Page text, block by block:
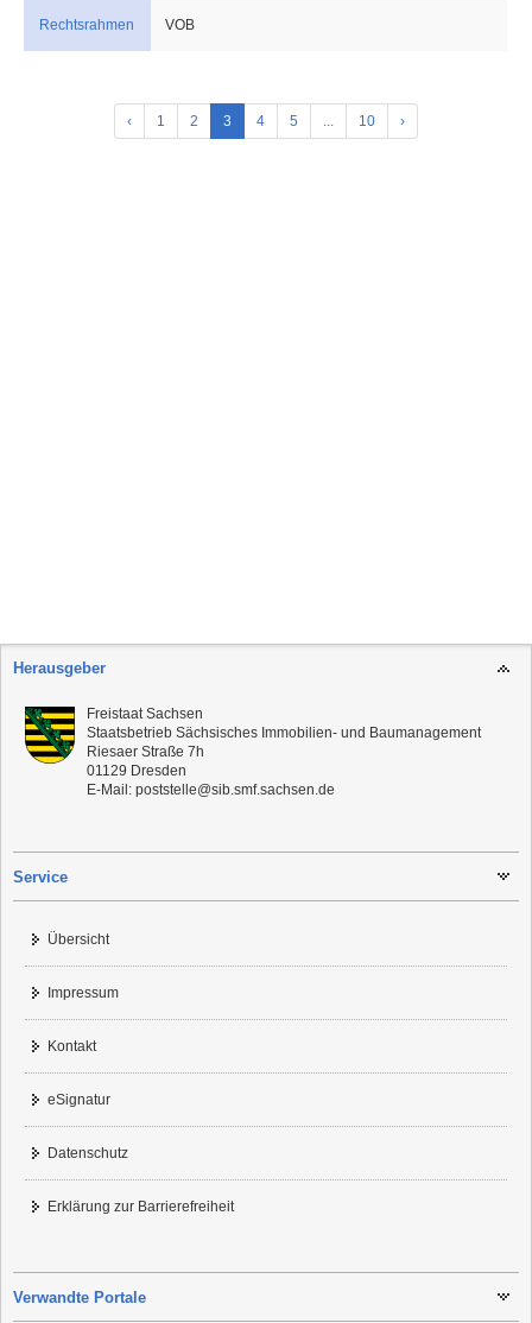
Rechtsrahmen VOB
‹ 1 2 3 4 5 ... 10 ›
Herausgeber
Freistaat Sachsen
Staatsbetrieb Sächsisches Immobilien- und Baumanagement
Riesaer Straße 7h
01129 Dresden
E-Mail: poststelle@sib.smf.sachsen.de
Service
Übersicht
Impressum
Kontakt
eSignatur
Datenschutz
Erklärung zur Barrierefreiheit
Verwandte Portale